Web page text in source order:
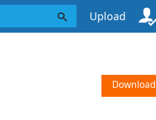
Upload
Download